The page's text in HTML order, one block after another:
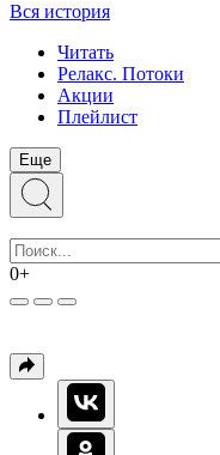
Вся история
Читать
Релакс. Потоки
Акции
Плейлист
Еще
0+